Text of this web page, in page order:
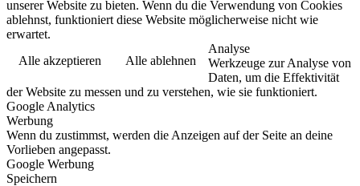
unserer Website zu bieten. Wenn du die Verwendung von Cookies
ablehnst, funktioniert diese Website möglicherweise nicht wie
erwartet.
Alle akzeptieren
Alle ablehnen
Analyse
Werkzeuge zur Analyse von
Daten, um die Effektivität
der Website zu messen und zu verstehen, wie sie funktioniert.
Google Analytics
Werbung
Wenn du zustimmst, werden die Anzeigen auf der Seite an deine
Vorlieben angepasst.
Google Werbung
Speichern